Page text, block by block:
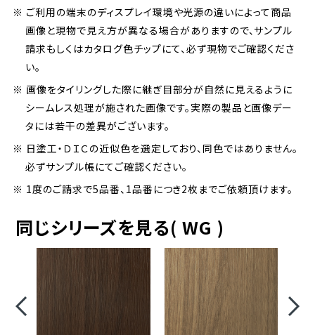
※ ご利用の端末のディスプレイ環境や光源の違いによって商品
画像と現物で見え方が異なる場合がありますので、サンプル
請求もしくはカタログ色チップにて、必ず現物でご確認くださ
い。
※ 画像をタイリングした際に継ぎ目部分が自然に見えるように
シームレス処理が施された画像です。実際の製品と画像デー
タには若干の差異がございます。
※ 日塗工・ＤＩＣの近似色を選定しており、同色ではありません。
必ずサンプル帳にてご確認ください。
※ 1度のご請求で5品番、1品番につき2枚までご依頼頂けます。
同じシリーズを見る( WG )